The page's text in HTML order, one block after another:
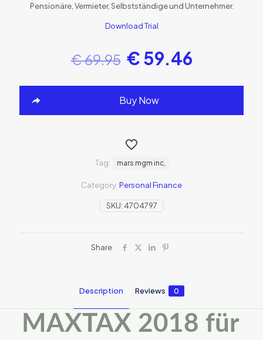
Pensionäre, Vermieter, Selbstständige und Unternehmer.
Download Trial
€69.95 €59.46
Buy Now
SKU: 4704797
Category:Personal Finance
Tag: mars mgm inc,
Share
Description Reviews 0
MAXTAX 2018 für